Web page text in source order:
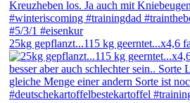
25kg gepflanzt...115 kg geerntet...x4,6